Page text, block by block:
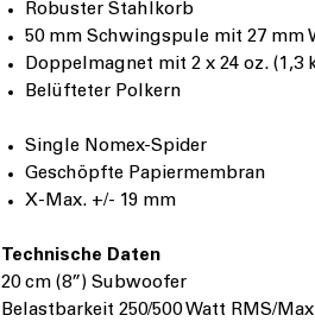
Robuster Stahlkorb
50 mm Schwingspule mit 27 mm
Doppelmagnet mit 2 x 24 oz. (1,3
Belüfteter Polkern
Single Nomex-Spider
Geschöpfte Papiermembran
X-Max. +/- 19 mm
Technische Daten
20 cm (8”) Subwoofer
Belastbarkeit 250/500 Watt RMS/